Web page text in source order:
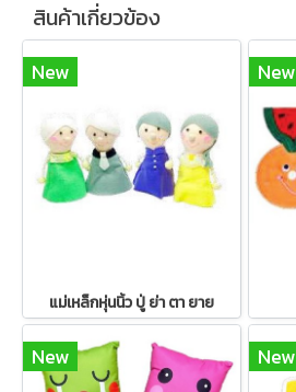
สินค้าเกี่ยวข้อง
New
แม่เหล็กหุ่นนิ้ว ปู่ ย่า ตา ยาย
New
New New